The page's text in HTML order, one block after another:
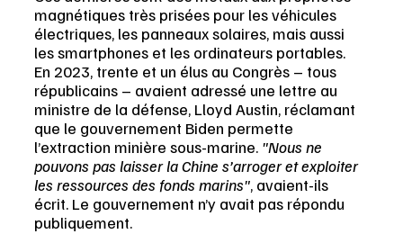
magnétiques très prisées pour les véhicules
électriques, les panneaux solaires, mais aussi
les smartphones et les ordinateurs portables.
En 2023, trente et un élus au Congrès – tous
républicains – avaient adressé une lettre au
ministre de la défense, Lloyd Austin, réclamant
que le gouvernement Biden permette
l’extraction minière sous-marine. "Nous ne
pouvons pas laisser la Chine s’arroger et exploiter
les ressources des fonds marins", avaient-ils
écrit. Le gouvernement n’y avait pas répondu
publiquement.